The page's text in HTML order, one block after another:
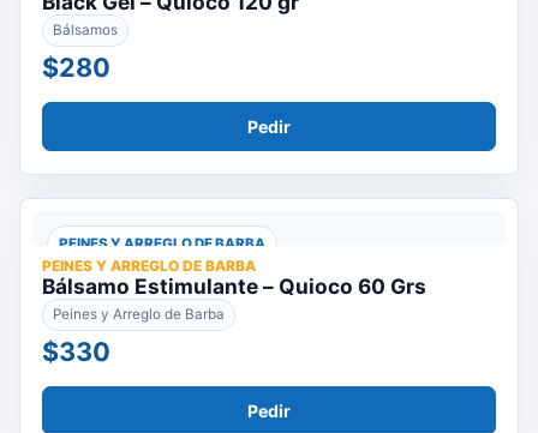
Bálsamos
$280
Pedir
PEINES Y ARREGLO DE BARBA
PEINES Y ARREGLO DE BARBA
Bálsamo Estimulante – Quioco 60 Grs
Peines y Arreglo de Barba
$330
Pedir